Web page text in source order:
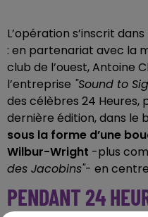
L’opération s’inscrit
: en partenariat avec la
club de l’ouest, Antoine
l’entreprise "Sound to
des célèbres 24 Heures,
dernière édition, dans le
sous la forme d’une
Wilbur-Wright -plus
des Jacobins"- en
PENDANT 24